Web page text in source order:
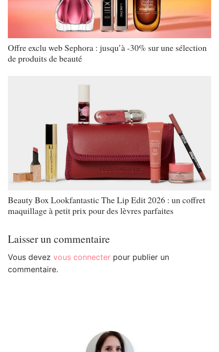
Offre exclu web Sephora : jusqu’à -30% sur une sélection
de produits de beauté
Beauty Box Lookfantastic The Lip Edit 2026 : un coffret
maquillage à petit prix pour des lèvres parfaites
Laisser un commentaire
Vous devez vous connecter pour publier un
commentaire.